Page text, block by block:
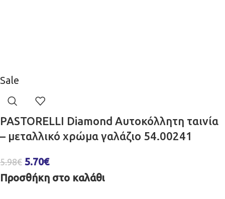
Sale
PASTORELLI Diamond Αυτοκόλλητη ταινία
– μεταλλικό χρώμα γαλάζιο 54.00241
5.98€ 5.70€
Προσθήκη στο καλάθι